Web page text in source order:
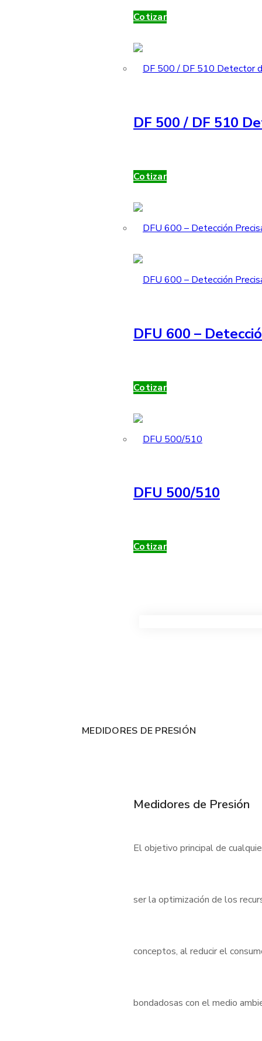
Cotizar
DF 500 / DF 510
Cotizar
DFU 600 –
Cotizar
DFU 500/510
Cotizar
MEDIDORES DE PRESIÓN
Medidores de Presión
El objetivo principal de
ser la optimización de los
conceptos, al reducir el
bondadosas con el medio